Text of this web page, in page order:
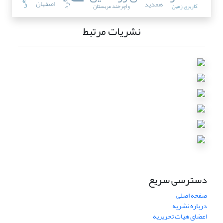
اصفهان همدید واچرخند عربستان کاربری زمین
نشریات مرتبط
دسترسی سریع
صفحه اصلی
درباره نشریه
اعضای هیات تحریریه